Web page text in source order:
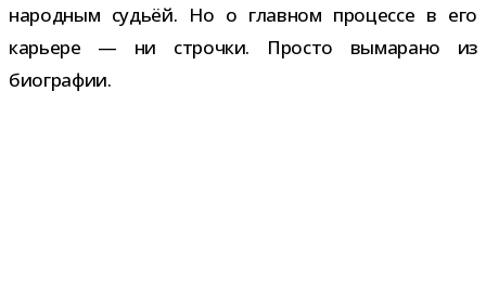
народ­ным судьёй. Но о глав­ном про­цессе в его
карьере — ни строчки. Просто выма­рано из
биографии.